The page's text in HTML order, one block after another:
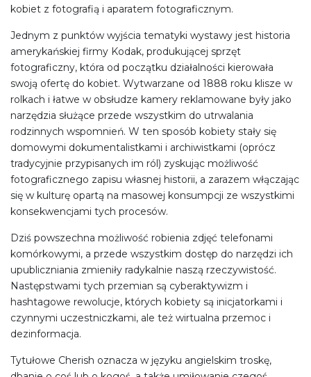
kobiet z fotografią i aparatem fotograficznym.
Jednym z punktów wyjścia tematyki wystawy jest historia
amerykańskiej firmy Kodak, produkującej sprzęt
fotograficzny, która od początku działalności kierowała
swoją ofertę do kobiet. Wytwarzane od 1888 roku klisze w
rolkach i łatwe w obsłudze kamery reklamowane były jako
narzędzia służące przede wszystkim do utrwalania
rodzinnych wspomnień. W ten sposób kobiety stały się
domowymi dokumentalistkami i archiwistkami (oprócz
tradycyjnie przypisanych im ról) zyskując możliwość
fotograficznego zapisu własnej historii, a zarazem włączając
się w kulturę opartą na masowej konsumpcji ze wszystkimi
konsekwencjami tych procesów.
Dziś powszechna możliwość robienia zdjęć telefonami
komórkowymi, a przede wszystkim dostęp do narzędzi ich
upubliczniania zmieniły radykalnie naszą rzeczywistość.
Następstwami tych przemian są cyberaktywizm i
hashtagowe rewolucje, których kobiety są inicjatorkami i
czynnymi uczestniczkami, ale też wirtualna przemoc i
dezinformacja.
Tytułowe Cherish oznacza w języku angielskim troskę,